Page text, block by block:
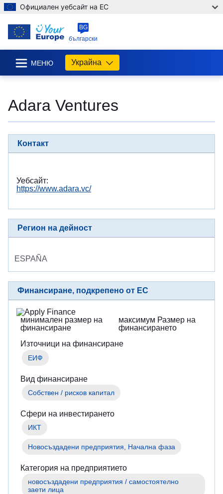
Официален уебсайт на ЕС
BG
български
МЕНЮ Украйна
Adara Ventures
Контакт
Уебсайт:
https://www.adara.vc/
Регион на дейност
ESPAÑA
Финансиране, подкрепено от ЕС
минимален размер на
финансиране
максимум Размер на
финансирането
Източници на финансиране
ЕИФ
Вид финансиране
Собствен / рисков капитал
Сфери на инвестирането
ИКТ
Новосъздадени предприятия, Начална фаза
Категория на предприятието
новосъздадени предприятия / самостоятелно